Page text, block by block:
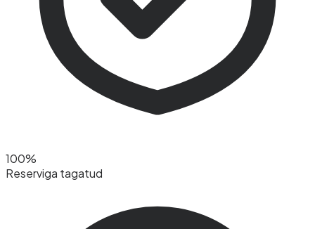
100%
Reserviga tagatud